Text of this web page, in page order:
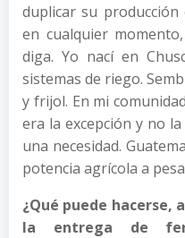
duplicar su
en cualquier
diga. Yo nací en
sistemas de riego.
y frijol. En mi
era la excepción y no
una necesidad.
potencia agrícola a
¿Qué puede
la entrega de